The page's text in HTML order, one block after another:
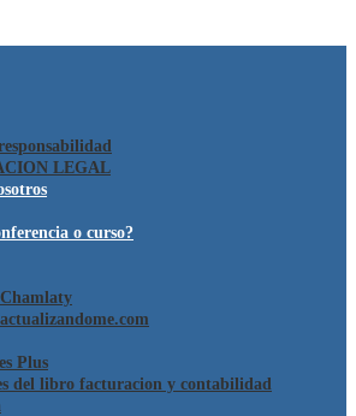
LEGAL
o curso?
Plus
del libro facturacion y contabilidad